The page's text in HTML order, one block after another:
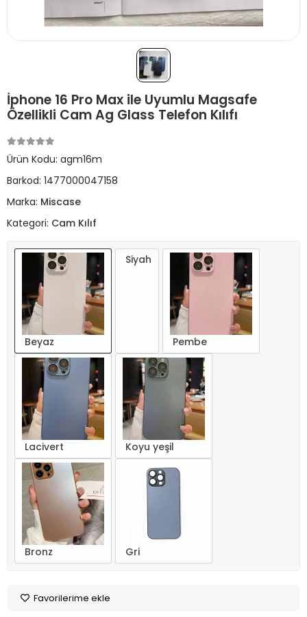
İphone 16 Pro Max ile Uyumlu Magsafe
Özellikli Cam Ag Glass Telefon Kılıfı
Ürün Kodu: agm16m
Barkod: 1477000047158
Marka: Miscase
Kategori: Cam Kılıf
Beyaz
Siyah
Pembe
Lacivert Koyu yeşil
Bronz Gri
Favorilerime ekle